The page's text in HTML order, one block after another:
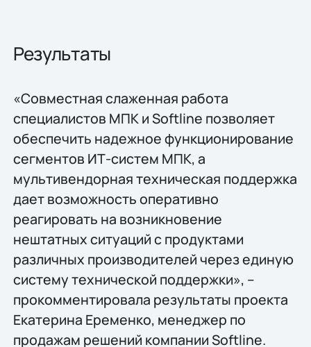
Результаты
«Совместная слаженная работа
специалистов МПК и Softline позволяет
обеспечить надежное функционирование
сегментов ИТ-систем МПК, а
мультивендорная техническая поддержка
дает возможность оперативно
реагировать на возникновение
нештатных ситуаций с продуктами
различных производителей через единую
систему технической поддержки», –
прокомментировала результаты проекта
Екатерина Еременко, менеджер по
продажам решений компании Softline.